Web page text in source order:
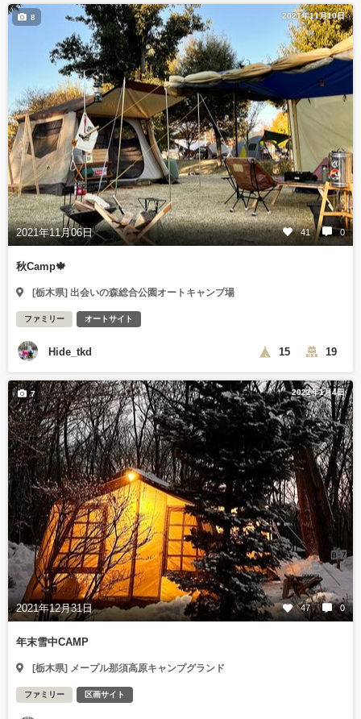
2021年11月10日
2021年11月06日 41 0
8
秋Camp🍁
[栃木県] 出会いの森総合公園オートキャンプ場
ファミリー オートサイト
Hide_tkd 15 19
2022年1月4日
2021年12月31日 47 0
7
年末雪中CAMP
[栃木県] メープル那須高原キャンプグランド
ファミリー 区画サイト